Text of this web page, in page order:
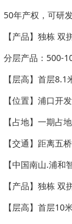
50年产权，可研
【产品】独栋
分层产品：500-
【层高】首层8.1
【位置】浦口开
【占地】一期占
【交通】距离五
【中国南山.浦
【产品】独栋
【层高】首层10